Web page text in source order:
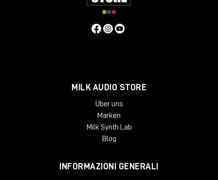
MILK AUDIO STORE
Über uns
Marken
Milk Synth Lab
Blog
INFORMAZIONI GENERALI